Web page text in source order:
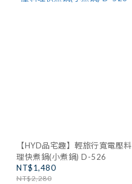
【HYD品宅趣】輕旅行寬電壓料
理快煮鍋(小煮鍋) D-526
NT$1,480
NT$2,280